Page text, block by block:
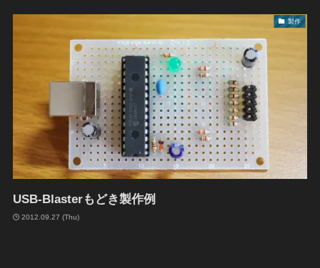
製作
USB-Blasterもどき製作例
2012.09.27 (Thu)